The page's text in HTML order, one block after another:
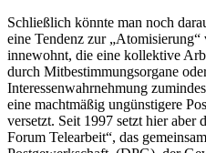
Schließlich könnte man noch
eine Tendenz zur
innewohnt, die eine kollektive
durch Mitbestimmungsorgane
Interessenwahrnehmung
eine machtmäßig ungünstigere
versetzt. Seit 1997 setzt hier aber
Forum Telearbeit“, das